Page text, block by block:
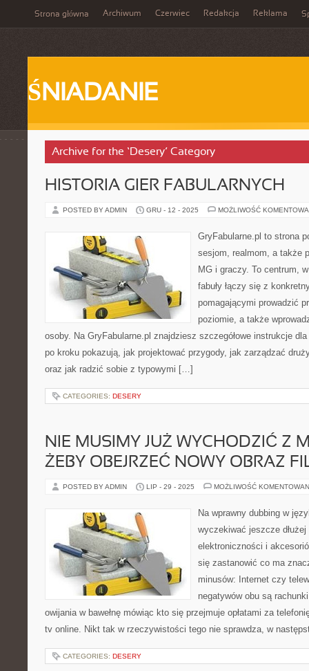
Strona główna Archiwum Czerwiec Redakcja Reklama
ŚNIADANIE
Archive for the ‘Desery’ Category
HISTORIA GIER FABULARNYCH
POSTED BY ADMIN GRU - 12 - 2025 MOŻLIWOŚĆ
GryFabularne.pl to strona
sesjom, realmom, a także
MG i graczy. To centrum,
fabuły łączy się z
pomagającymi prowadzić
poziomie, a także
osoby. Na GryFabularne.pl znajdziesz szczegółowe instrukcje
po kroku pokazują, jak projektować przygody, jak zarządzać
oraz jak radzić sobie z typowymi […]
CATEGORIES: DESERY
NIE MUSIMY JUŻ WYCHODZIĆ Z
ŻEBY OBEJRZEĆ NOWY OBRAZ
POSTED BY ADMIN LIP - 29 - 2025 MOŻLIWOŚĆ
Na wprawny dubbing w
wyczekiwać jeszcze
elektroniczności i
się zastanowić co ma
minusów: Internet czy
negatywów obu są
owijania w bawełnę mówiąc kto się przejmuje opłatami za
tv online. Nikt tak w rzeczywistości tego nie sprawdza, w
CATEGORIES: DESERY